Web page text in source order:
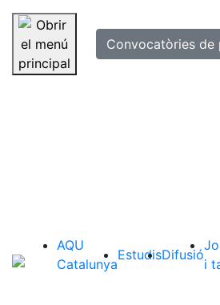
Saltar la navegació
selectedConvocatòries de
AQU
Catalunya
EstudisDifusió
i